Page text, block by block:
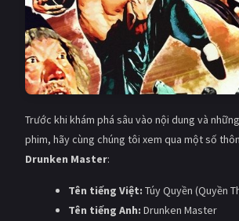
Viễn Tây Tiểu sử
GameShow DramaTV
QUỐC GIA
Âu - Mỹ Trung
Hàn Quốc Nhật Bản
Tổng hợp
Trước khi khám phá sâu vào nội dung và
phim, hãy cùng chúng tôi xem qua một số
Drunken Master:
Tên tiếng Việt: Túy Quyền (Quyền
Tên tiếng Anh: Drunken Master